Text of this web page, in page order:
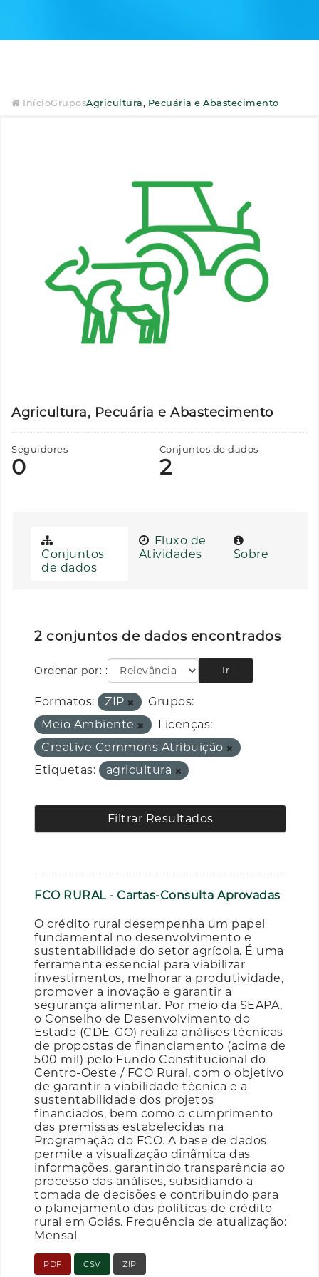
InícioGruposAgricultura, Pecuária e Abastecimento
Agricultura, Pecuária e Abastecimento
Seguidores
0
Conjuntos de dados
2
Conjuntos
de dados
Fluxo de
Atividades
Sobre
2 conjuntos de dados encontrados
Ordenar por: Ir
Formatos: ZIP
Grupos:
Meio Ambiente
Licenças:
Creative Commons Atribuição
Etiquetas:
agricultura
Filtrar Resultados
FCO RURAL - Cartas-Consulta Aprovadas
O crédito rural desempenha um papel
fundamental no desenvolvimento e
sustentabilidade do setor agrícola. É uma
ferramenta essencial para viabilizar
investimentos, melhorar a produtividade,
promover a inovação e garantir a
segurança alimentar. Por meio da SEAPA,
o Conselho de Desenvolvimento do
Estado (CDE-GO) realiza análises técnicas
de propostas de financiamento (acima de
500 mil) pelo Fundo Constitucional do
Centro-Oeste / FCO Rural, com o objetivo
de garantir a viabilidade técnica e a
sustentabilidade dos projetos
financiados, bem como o cumprimento
das premissas estabelecidas na
Programação do FCO. A base de dados
permite a visualização dinâmica das
informações, garantindo transparência ao
processo das análises, subsidiando a
tomada de decisões e contribuindo para
o planejamento das políticas de crédito
rural em Goiás. Frequência de atualização:
Mensal
PDF CSV ZIP